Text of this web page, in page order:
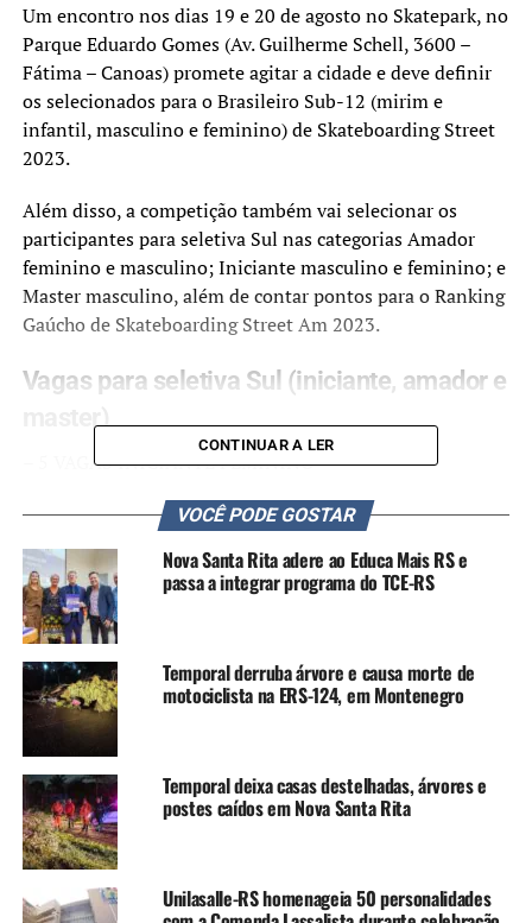
Um encontro nos dias 19 e 20 de agosto no Skatepark, no
Parque Eduardo Gomes (Av. Guilherme Schell, 3600 –
Fátima – Canoas) promete agitar a cidade e deve definir
os selecionados para o Brasileiro Sub-12 (mirim e
infantil, masculino e feminino) de Skateboarding Street
2023.
Além disso, a competição também vai selecionar os
participantes para seletiva Sul nas categorias Amador
feminino e masculino; Iniciante masculino e feminino; e
Master masculino, além de contar pontos para o Ranking
Gaúcho de Skateboarding Street Am 2023.
Vagas para seletiva Sul (iniciante, amador e
– 5 VAGAS INICIANTE FEMININO
– 5 VAGAS AM FEMININO
– 15 VAGAS AM MASCULINO
– 8 VAGAS MASTER MASCULINO
Vagas para o Brasileiro Sub-12
– 3 VAGAS INFANTIL FEMININO
– 3 VAGAS INFANTIL MASCULINO
– 3 VAGAS MIRIM FEMININO
– 3 VAGAS MIRIM MASCULINO
Como participar
A participação no evento é livre para skatistas de
qualquer lugar do país ou do exterior, porém as vagas
CONTINUAR A LER
VOCÊ PODE GOSTAR
Nova Santa Rita adere ao Educa Mais RS e
passa a integrar programa do TCE-RS
Temporal derruba árvore e causa morte de
motociclista na ERS-124, em Montenegro
Temporal deixa casas destelhadas, árvores e
postes caídos em Nova Santa Rita
Unilasalle-RS homenageia 50 personalidades